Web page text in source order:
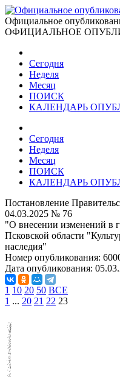
Официальное
ОФИЦИАЛЬНОЕ
Сегодня
Неделя
Месяц
ПОИСК
КАЛЕНДАРЬ
Сегодня
Неделя
Месяц
ПОИСК
КАЛЕНДАРЬ
Постановление
04.03.2025 № 76
"О внесении изменений в
Псковской области
наследия"
Номер опубликования:
Дата опубликования:
1 10 20 50 ВСЕ
1 ... 20 21 22 23